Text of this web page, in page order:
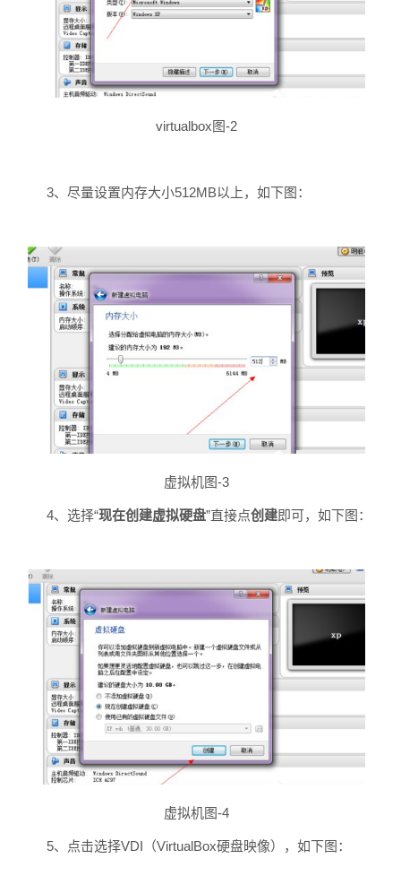
virtualbox图-2
3、尽量设置内存大小512MB以上，如下图：
虚拟机图-3
4、选择“现在创建虚拟硬盘”直接点创建即可，如下图：
虚拟机图-4
5、点击选择VDI（VirtualBox硬盘映像），如下图：